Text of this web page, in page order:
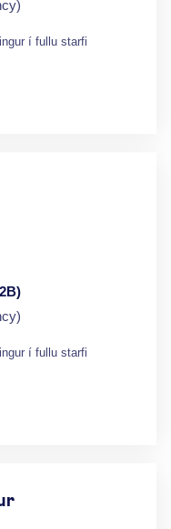
í fullu starfi
í fullu starfi